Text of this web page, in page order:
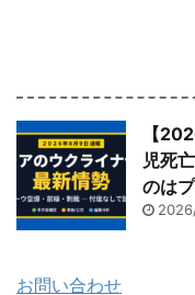
【
児死
のは
お問い合わせ